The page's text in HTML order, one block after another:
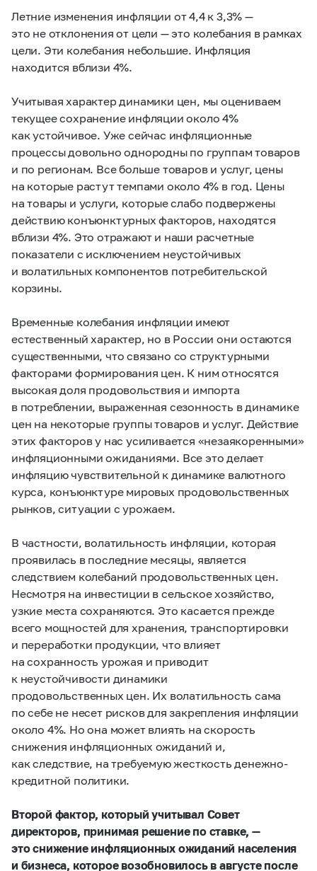
Летние изменения инфляции от 4,4 к 3,3% —
это не отклонения от цели — это колебания в рамках
цели. Эти колебания небольшие. Инфляция
находится вблизи 4%.
Учитывая характер динамики цен, мы оцениваем
текущее сохранение инфляции около 4%
как устойчивое. Уже сейчас инфляционные
процессы довольно однородны по группам товаров
и по регионам. Все больше товаров и услуг, цены
на которые растут темпами около 4% в год. Цены
на товары и услуги, которые слабо подвержены
действию конъюнктурных факторов, находятся
вблизи 4%. Это отражают и наши расчетные
показатели с исключением неустойчивых
и волатильных компонентов потребительской
корзины.
Временные колебания инфляции имеют
естественный характер, но в России они остаются
существенными, что связано со структурными
факторами формирования цен. К ним относятся
высокая доля продовольствия и импорта
в потреблении, выраженная сезонность в динамике
цен на некоторые группы товаров и услуг. Действие
этих факторов у нас усиливается «незаякоренными»
инфляционными ожиданиями. Все это делает
инфляцию чувствительной к динамике валютного
курса, конъюнктуре мировых продовольственных
рынков, ситуации с урожаем.
В частности, волатильность инфляции, которая
проявилась в последние месяцы, является
следствием колебаний продовольственных цен.
Несмотря на инвестиции в сельское хозяйство,
узкие места сохраняются. Это касается прежде
всего мощностей для хранения, транспортировки
и переработки продукции, что влияет
на сохранность урожая и приводит
к неустойчивости динамики
продовольственных цен. Их волатильность сама
по себе не несет рисков для закрепления инфляции
около 4%. Но она может влиять на скорость
снижения инфляционных ожиданий и,
как следствие, на требуемую жесткость денежно-
кредитной политики.
Второй фактор, который учитывал Совет
директоров, принимая решение по ставке, —
это снижение инфляционных ожиданий населения
и бизнеса, которое возобновилось в августе после